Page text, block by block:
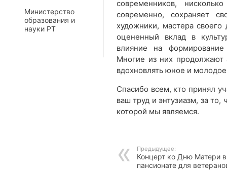
современников,
современно, сохраняет
художники, мастера
оцененный вклад в
влияние на формирование
Многие из них продолжают
вдохновлять юное и
Спасибо всем, кто принял
ваш труд и энтузиазм, за
которой мы являемся.
Предыдущее:
Концерт ко Дню Матери в
пансионате для
Министерство
образования и
науки РТ